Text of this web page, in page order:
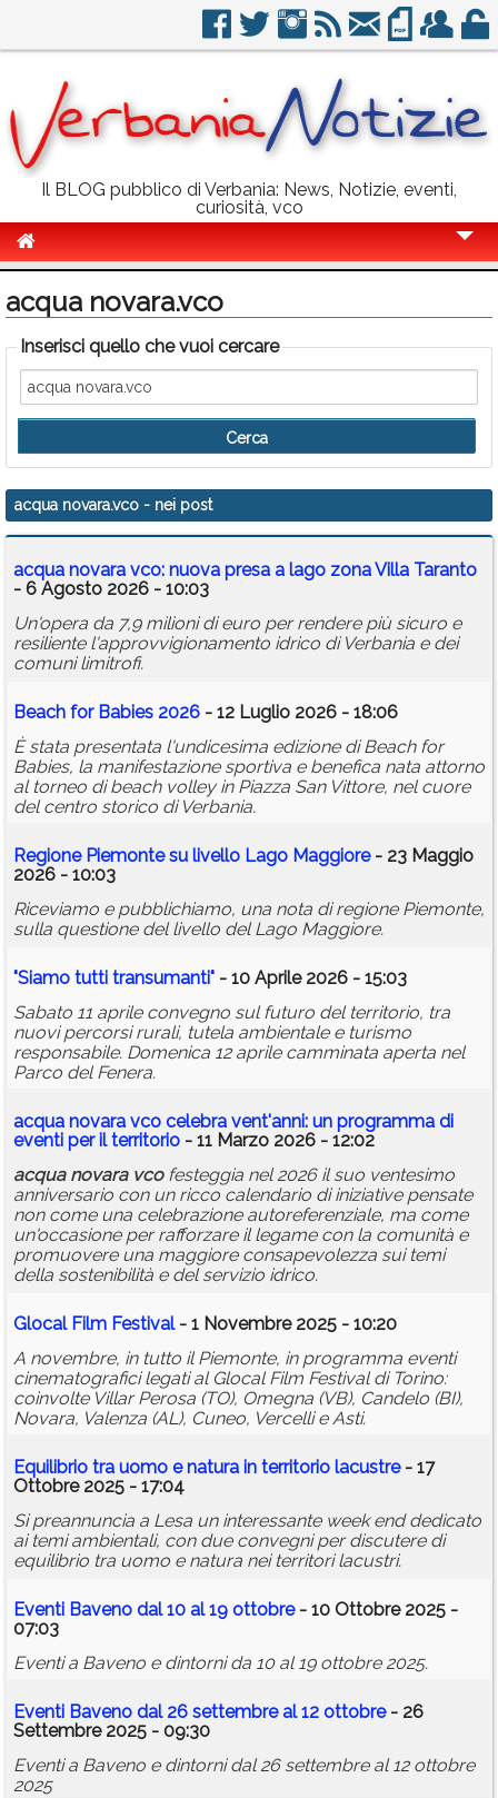
Il BLOG pubblico di Verbania: News, Notizie, eventi,
curiosità, vco
Politica
Sport
Eventi
Info Utili
Rubriche
Calendario
Annunci
acqua novara.vco
Inserisci quello che vuoi cercare
acqua novara.vco - nei post
acqua novara vco: nuova presa a lago zona Villa Taranto
- 6 Agosto 2026 - 10:03
Un'opera da 7,9 milioni di euro per rendere più sicuro e
resiliente l'approvvigionamento idrico di Verbania e dei
comuni limitrofi.
Beach for Babies 2026 - 12 Luglio 2026 - 18:06
È stata presentata l'undicesima edizione di Beach for
Babies, la manifestazione sportiva e benefica nata attorno
al torneo di beach volley in Piazza San Vittore, nel cuore
del centro storico di Verbania.
Regione Piemonte su livello Lago Maggiore- 23 Maggio
2026 - 10:03
Riceviamo e pubblichiamo, una nota di regione Piemonte,
sulla questione del livello del Lago Maggiore.
"Siamo tutti transumanti" - 10 Aprile 2026 - 15:03
Sabato 11 aprile convegno sul futuro del territorio, tra
nuovi percorsi rurali, tutela ambientale e turismo
responsabile. Domenica 12 aprile camminata aperta nel
Parco del Fenera.
acqua novara vco celebra vent'anni: un programma di
eventi per il territorio - 11 Marzo 2026 - 12:02
acqua novara vcofesteggia nel 2026 il suo ventesimo
anniversario con un ricco calendario di iniziative pensate
non come una celebrazione autoreferenziale, ma come
un'occasione per rafforzare il legame con la comunità e
promuovere una maggiore consapevolezza sui temi
della sostenibilità e del servizio idrico.
Glocal Film Festival- 1 Novembre 2025 - 10:20
A novembre, in tutto il Piemonte, in programma eventi
cinematografici legati al Glocal Film Festival di Torino:
coinvolte Villar Perosa (TO), Omegna (VB), Candelo (BI),
Novara, Valenza (AL), Cuneo, Vercelli e Asti.
Equilibrio tra uomo e natura in territorio lacustre- 17
Ottobre 2025 - 17:04
Si preannuncia a Lesa un interessante week end dedicato
ai temi ambientali, con due convegni per discutere di
equilibrio tra uomo e natura nei territori lacustri.
Eventi Baveno dal 10 al 19 ottobre- 10 Ottobre 2025 -
07:03
Eventi a Baveno e dintorni da 10 al 19 ottobre 2025.
Eventi Baveno dal 26 settembre al 12 ottobre- 26
Settembre 2025 - 09:30
Eventi a Baveno e dintorni dal 26 settembre al 12 ottobre
2025